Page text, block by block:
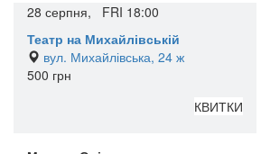
28 серпня, FRI 18:00
Театр на Михайлівській
вул. Михайлівська, 24 ж
500 грн
КВИТКИ